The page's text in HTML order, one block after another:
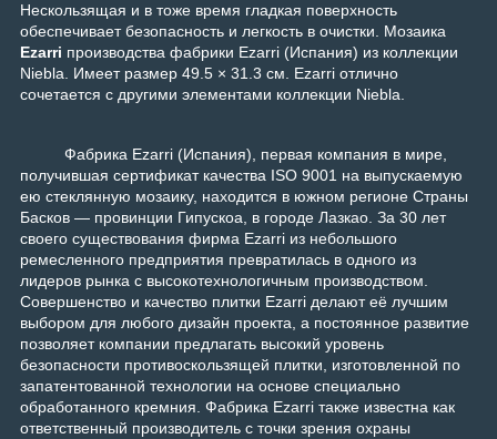
Нескользящая и в тоже время гладкая поверхность
обеспечивает безопасность и легкость в очистки. Мозаика
Ezarri производства фабрики Ezarri (Испания) из коллекции
Niebla. Имеет размер 49.5 × 31.3 см. Ezarri отлично
сочетается с другими элементами коллекции Niebla.
Фабрика Ezarri (Испания), первая компания в мире,
получившая сертификат качества ISO 9001 на выпускаемую
ею стеклянную мозаику, находится в южном регионе Страны
Басков — провинции Гипускоа, в городе Лазкао. За 30 лет
своего существования фирма Ezarri из небольшого
ремесленного предприятия превратилась в одного из
лидеров рынка с высокотехнологичным производством.
Совершенство и качество плитки Ezarri делают её лучшим
выбором для любого дизайн проекта, а постоянное развитие
позволяет компании предлагать высокий уровень
безопасности противоскользящей плитки, изготовленной по
запатентованной технологии на основе специально
обработанного кремния. Фабрика Ezarri также известна как
ответственный производитель с точки зрения охраны